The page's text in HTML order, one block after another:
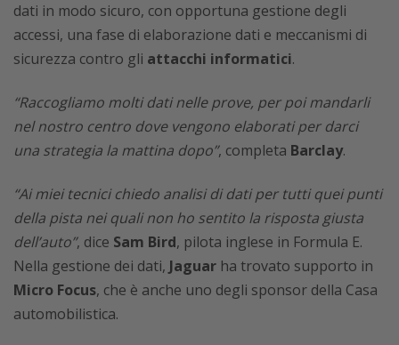
dati in modo sicuro, con opportuna gestione degli
accessi, una fase di elaborazione dati e meccanismi di
sicurezza contro gli attacchi informatici.
“Raccogliamo molti dati nelle prove, per poi mandarli
nel nostro centro dove vengono elaborati per darci
una strategia la mattina dopo”, completa Barclay.
“Ai miei tecnici chiedo analisi di dati per tutti quei punti
della pista nei quali non ho sentito la risposta giusta
dell’auto”, dice Sam Bird, pilota inglese in Formula E.
Nella gestione dei dati, Jaguar ha trovato supporto in
Micro Focus, che è anche uno degli sponsor della Casa
automobilistica.